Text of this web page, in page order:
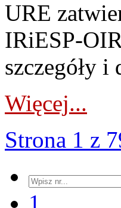
URE
szczegóły i
Więcej...
Strona 1 z